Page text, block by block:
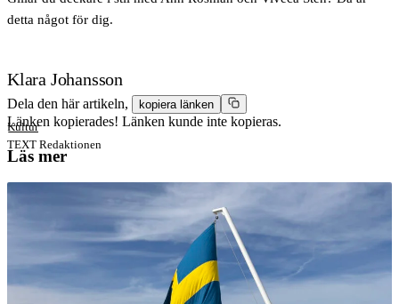
detta något för dig.
Klara Johansson
Kultur
TEXT Redaktionen
Dela den här artikeln, kopiera länken
Länken kopierades! Länken kunde inte kopieras.
Läs mer